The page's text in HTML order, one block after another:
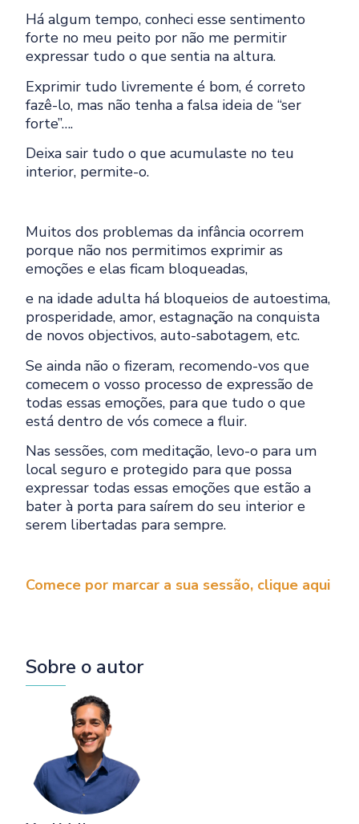
Há algum tempo, conheci esse sentimento
forte no meu peito por não me permitir
expressar tudo o que sentia na altura.
Exprimir tudo livremente é bom, é correto
fazê-lo, mas não tenha a falsa ideia de “ser
forte”….
Deixa sair tudo o que acumulaste no teu
interior, permite-o.
Muitos dos problemas da infância ocorrem
porque não nos permitimos exprimir as
emoções e elas ficam bloqueadas,
e na idade adulta há bloqueios de autoestima,
prosperidade, amor, estagnação na conquista
de novos objectivos, auto-sabotagem, etc.
Se ainda não o fizeram, recomendo-vos que
comecem o vosso processo de expressão de
todas essas emoções, para que tudo o que
está dentro de vós comece a fluir.
Nas sessões, com meditação, levo-o para um
local seguro e protegido para que possa
expressar todas essas emoções que estão a
bater à porta para saírem do seu interior e
serem libertadas para sempre.
Comece por marcar a sua sessão, clique aqui
Sobre o autor